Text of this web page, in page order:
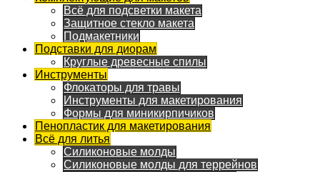
Всё для подсветки макета
Защитное стекло макета
Подмакетники
Подставки для диорам
Круглые древесные спилы
Инструменты
Флокаторы для травы
Инструменты для макетирования
Формы для миникирпичиков
Пенопластик для макетирования
Всё для литья
Силиконовые молды
Силиконовые молды для террейнов